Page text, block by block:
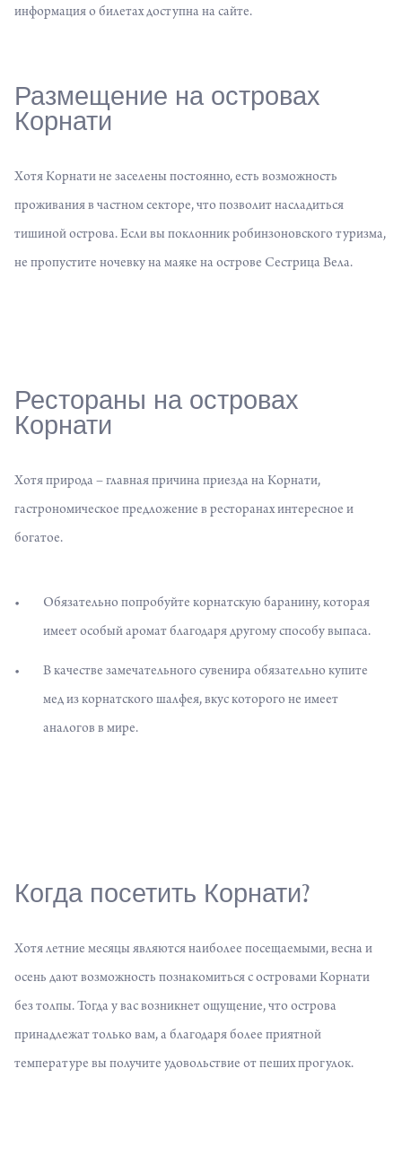
информация о билетах доступна на сайте.
Размещение на островах
Корнати
Хотя Корнати не заселены постоянно, есть возможность
проживания в частном секторе, что позволит насладиться
тишиной острова. Если вы поклонник робинзоновского туризма,
не пропустите ночевку на маяке на острове Сестрица Вела.
Рестораны на островах
Корнати
Хотя природа – главная причина приезда на Корнати,
гастрономическое предложение в ресторанах интересное и
богатое.
Обязательно попробуйте корнатскую баранину, которая
имеет особый аромат благодаря другому способу выпаса.
В качестве замечательного сувенира обязательно купите
мед из корнатского шалфея, вкус которого не имеет
аналогов в мире.
Когда посетить Корнати?
Хотя летние месяцы являются наиболее посещаемыми, весна и
осень дают возможность познакомиться с островами Корнати
без толпы. Тогда у вас возникнет ощущение, что острова
принадлежат только вам, а благодаря более приятной
температуре вы получите удовольствие от пеших прогулок.